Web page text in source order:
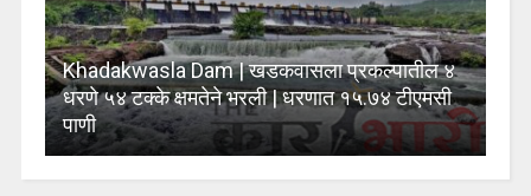
Khadakwasla Dam | खडकवासला प्रकल्पातील ४
धरणे ५४ टक्के क्षमतेने भरली | धरणात १५.७४ टीएमसी
पाणी